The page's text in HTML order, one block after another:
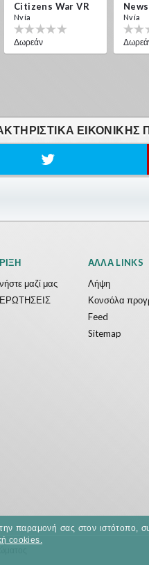
Citizens War VR
Nvía
Δωρεάν
Nvía
ΕΙΚΟΝΙΚΗΣ
μαζί μας
ΆΛΛΑ LINKS
Λήψη
Κονσόλα
Feed
Sitemap
παραμονή σας στον ιστότοπο,
cookies.